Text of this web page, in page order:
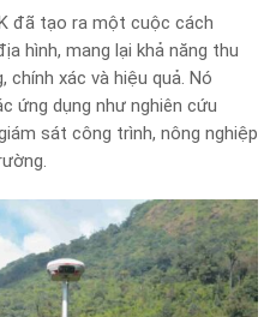
đã tạo ra một cuộc cách
hình, mang lại khả năng thu
chính xác và hiệu quả. Nó
ứng dụng như nghiên cứu
sát công trình, nông nghiệp